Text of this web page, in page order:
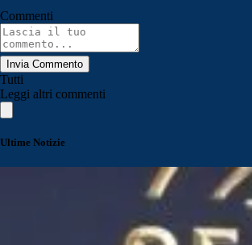
Commenti
Invia Commento
Tutti
Leggi altri commenti
Ultime Notizie